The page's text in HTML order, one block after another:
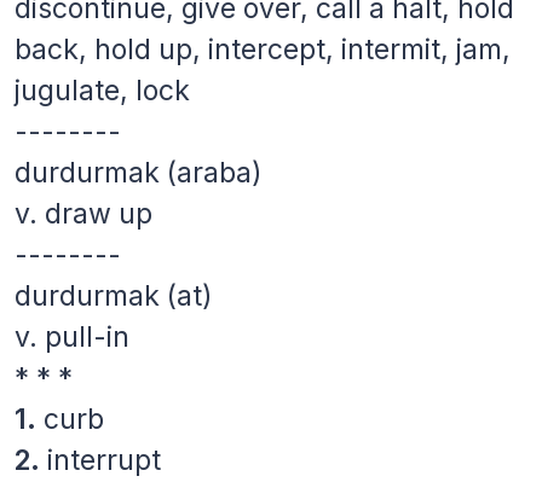
discontinue, give over, call a halt, hold
back, hold up, intercept, intermit, jam,
jugulate, lock
--------
durdurmak (araba)
v. draw up
--------
durdurmak (at)
v. pull-in
* * *
1. curb
2. interrupt